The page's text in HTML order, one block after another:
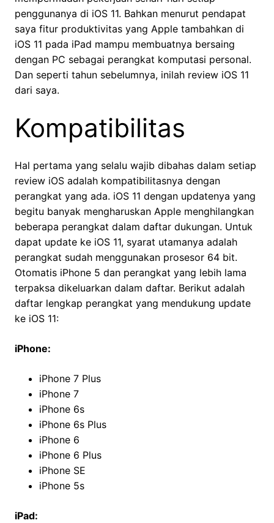
penggunanya di iOS 11. Bahkan menurut pendapat
saya fitur produktivitas yang Apple tambahkan di
iOS 11 pada iPad mampu membuatnya bersaing
dengan PC sebagai perangkat komputasi personal.
Dan seperti tahun sebelumnya, inilah review iOS 11
dari saya.
Kompatibilitas
Hal pertama yang selalu wajib dibahas dalam setiap
review iOS adalah kompatibilitasnya dengan
perangkat yang ada. iOS 11 dengan updatenya yang
begitu banyak mengharuskan Apple menghilangkan
beberapa perangkat dalam daftar dukungan. Untuk
dapat update ke iOS 11, syarat utamanya adalah
perangkat sudah menggunakan prosesor 64 bit.
Otomatis iPhone 5 dan perangkat yang lebih lama
terpaksa dikeluarkan dalam daftar. Berikut adalah
daftar lengkap perangkat yang mendukung update
ke iOS 11:
iPhone:
iPhone 7 Plus
iPhone 7
iPhone 6s
iPhone 6s Plus
iPhone 6
iPhone 6 Plus
iPhone SE
iPhone 5s
iPad: